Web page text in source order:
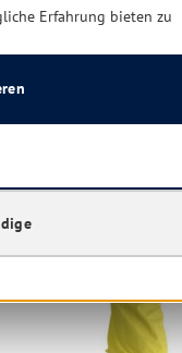
Erfahrung bieten zu